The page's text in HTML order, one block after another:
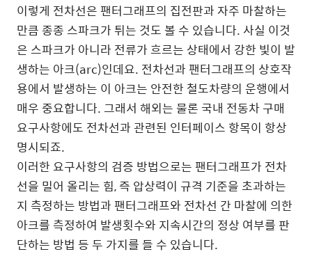
이렇게 전차선은 팬터그래프의 집전판과 자주 마찰하는
만큼 종종 스파크가 튀는 것도 볼 수 있습니다. 사실 이것
은 스파크가 아니라 전류가 흐르는 상태에서 강한 빛이 발
생하는 아크(arc)인데요. 전차선과 팬터그래프의 상호작
용에서 발생하는 이 아크는 안전한 철도차량의 운행에서
매우 중요합니다. 그래서 해외는 물론 국내 전동차 구매
요구사항에도 전차선과 관련된 인터페이스 항목이 항상
명시되죠.
이러한 요구사항의 검증 방법으로는 팬터그래프가 전차
선을 밀어 올리는 힘, 즉 압상력이 규격 기준을 초과하는
지 측정하는 방법과 팬터그래프와 전차선 간 마찰에 의한
아크를 측정하여 발생횟수와 지속시간의 정상 여부를 판
단하는 방법 등 두 가지를 들 수 있습니다.